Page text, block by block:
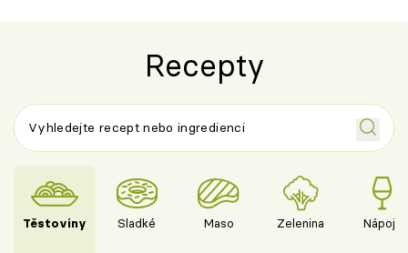
Recepty
Těstoviny Sladké Maso Zelenina Nápoje